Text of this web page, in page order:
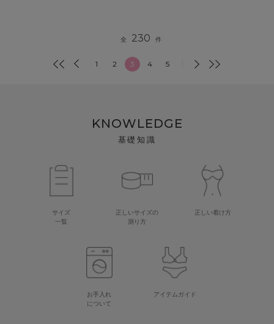
全 230 件
1 2 3 4 5
KNOWLEDGE
基礎知識
サイズ
一覧
正しいサイズの
測り方
正しい着け方
お手入れ
について
アイテムガイド